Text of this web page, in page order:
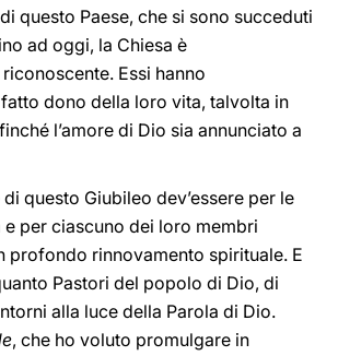
questo Paese, che si sono succeduti
ad oggi, la Chiesa è
Essi hanno
dono della loro vita, talvolta in
l’amore di Dio sia annunciato a
questo Giubileo dev’essere per le
per ciascuno dei loro membri
profondo rinnovamento spirituale. E
Pastori del popolo di Dio, di
alla luce della Parola di Dio.
, che ho voluto promulgare in